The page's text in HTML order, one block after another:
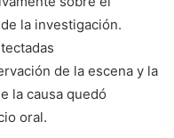
la investigación.
de la escena y la
la causa quedó
oral.